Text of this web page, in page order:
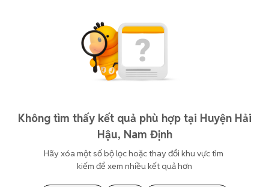
Không tìm thấy kết quả phù hợp tại Huyện Hải
Hậu, Nam Định
Hãy xóa một số bộ lọc hoặc thay đổi khu vực tìm
kiếm để xem nhiều kết quả hơn